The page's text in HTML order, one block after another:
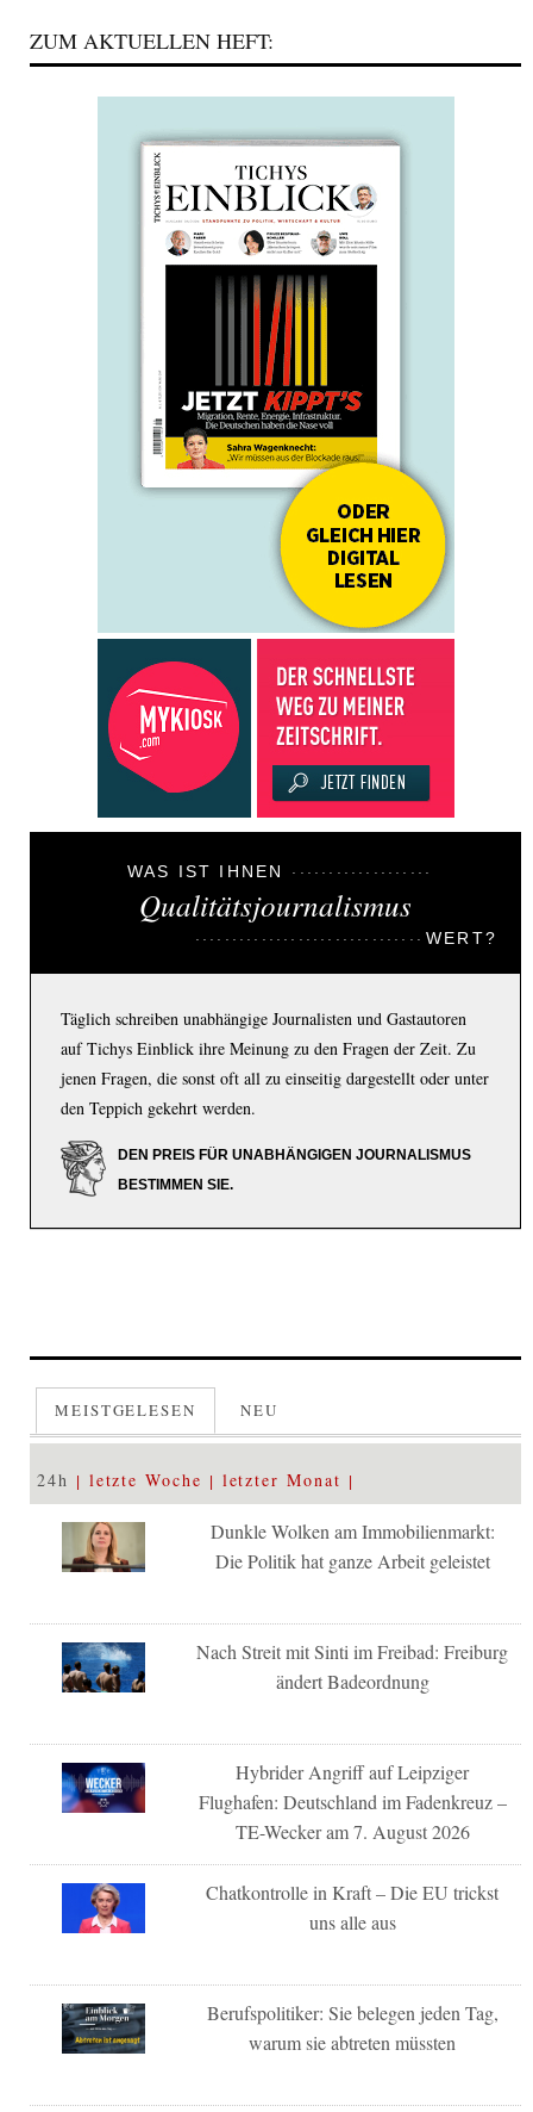
ZUM AKTUELLEN HEFT:
WAS IST IHNEN
Qualitätsjournalismus
WERT?
Täglich schreiben unabhängige Journalisten und Gastautoren
auf Tichys Einblick ihre Meinung zu den Fragen der Zeit. Zu
jenen Fragen, die sonst oft all zu einseitig dargestellt oder unter
den Teppich gekehrt werden.
DEN PREIS FÜR UNABHÄNGIGEN JOURNALISMUS
BESTIMMEN SIE.
MEISTGELESEN NEU
24h letzte Woche letzter Monat
Dunkle Wolken am Immobilienmarkt:
Die Politik hat ganze Arbeit geleistet
Nach Streit mit Sinti im Freibad: Freiburg
ändert Badeordnung
Hybrider Angriff auf Leipziger
Flughafen: Deutschland im Fadenkreuz –
TE-Wecker am 7. August 2026
Chatkontrolle in Kraft – Die EU trickst
uns alle aus
Berufspolitiker: Sie belegen jeden Tag,
warum sie abtreten müssten